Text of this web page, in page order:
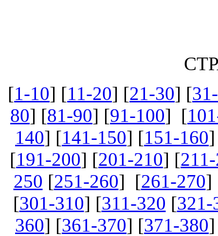
[1-10] [11-20] [21-30] [
80] [81-90] [91-100] [
140] [141-150] [151-160
[191-200] [201-210] [
250 [251-260] [261-270]
[301-310] [311-320 [321-
360] [361-370] [371-380